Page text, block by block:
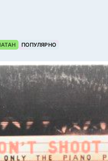
ПОПУЛЯРНО